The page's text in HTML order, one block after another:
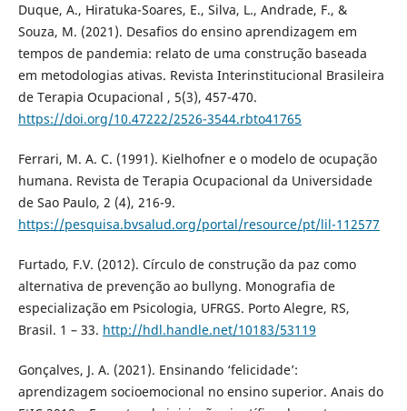
Duque, A., Hiratuka-Soares, E., Silva, L., Andrade, F., &
Souza, M. (2021). Desafios do ensino aprendizagem em
tempos de pandemia: relato de uma construção baseada
em metodologias ativas. Revista Interinstitucional Brasileira
de Terapia Ocupacional , 5(3), 457-470.
https://doi.org/10.47222/2526-3544.rbto41765
Ferrari, M. A. C. (1991). Kielhofner e o modelo de ocupação
humana. Revista de Terapia Ocupacional da Universidade
de Sao Paulo, 2 (4), 216-9.
https://pesquisa.bvsalud.org/portal/resource/pt/lil-112577
Furtado, F.V. (2012). Círculo de construção da paz como
alternativa de prevenção ao bullyng. Monografia de
especialização em Psicologia, UFRGS. Porto Alegre, RS,
Brasil. 1 – 33. http://hdl.handle.net/10183/53119
Gonçalves, J. A. (2021). Ensinando ‘felicidade’:
aprendizagem socioemocional no ensino superior. Anais do